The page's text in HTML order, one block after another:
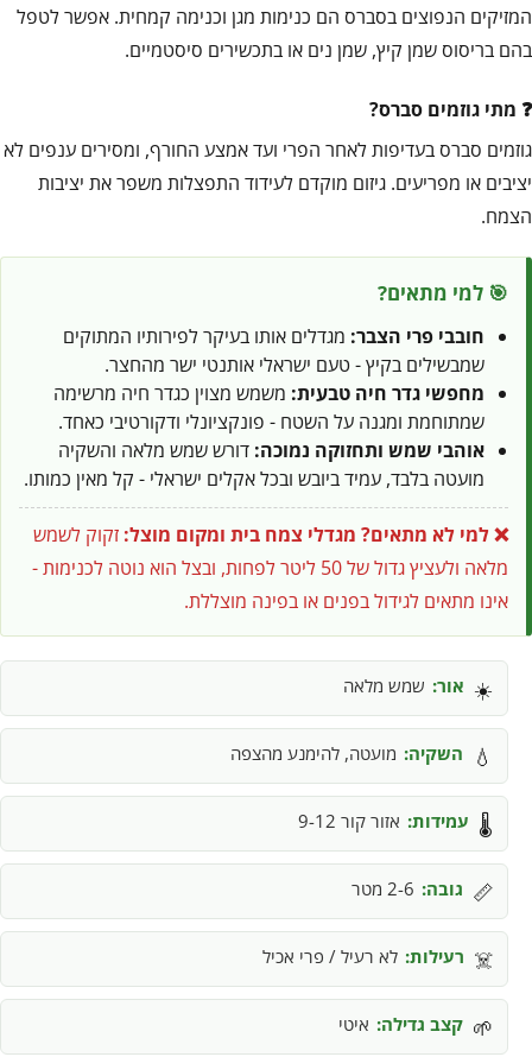
המזיקים הנפוצים בסברס הם כנימות מגן וכנימה קמחית. אפשר לטפל
בהם בריסוס שמן קיץ, שמן נים או בתכשירים סיסטמיים.
מתי גוזמים סברס?
גוזמים סברס בעדיפות לאחר הפרי ועד אמצע החורף, ומסירים ענפים לא
יציבים או מפריעים. גיזום מוקדם לעידוד התפצלות משפר את יציבות
הצמח.
🎯 למי מתאים?
חובבי פרי הצבר: מגדלים אותו בעיקר לפירותיו המתוקים
שמבשילים בקיץ - טעם ישראלי אותנטי ישר מהחצר.
מחפשי גדר חיה טבעית: משמש מצוין כגדר חיה מרשימה
שמתוחמת ומגנה על השטח - פונקציונלי ודקורטיבי כאחד.
אוהבי שמש ותחזוקה נמוכה: דורש שמש מלאה והשקיה
מועטה בלבד, עמיד ביובש ובכל אקלים ישראלי - קל מאין כמותו.
❌ למי לא מתאים? מגדלי צמח בית ומקום מוצל: זקוק לשמש
מלאה ולעציץ גדול של 50 ליטר לפחות, ובצל הוא נוטה לכנימות -
אינו מתאים לגידול בפנים או בפינה מוצללת.
☀️ אור: שמש מלאה
💧 השקיה: מועטה, להימנע מהצפה
🌡️ עמידות: אזור קור 9-12
📏 גובה: 2-6 מטר
☠️ רעילות: לא רעיל / פרי אכיל
🌱 קצב גדילה: איטי